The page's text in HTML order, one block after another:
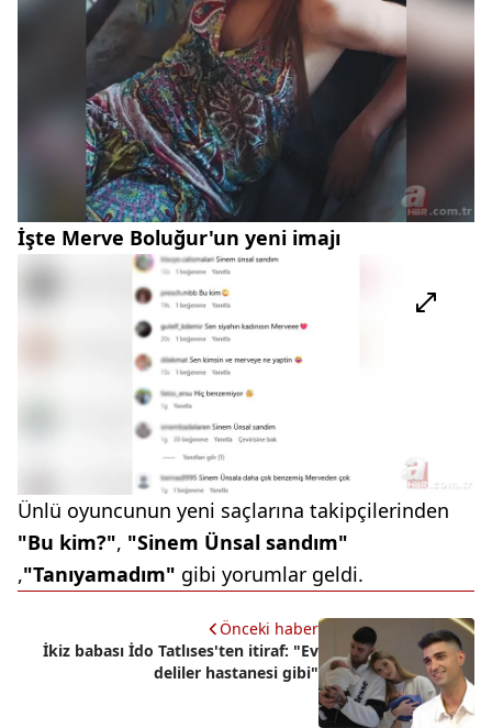
İşte Merve Boluğur'un yeni imajı
Ünlü oyuncunun yeni saçlarına takipçilerinden
"Bu kim?", "Sinem Ünsal sandım"
,"Tanıyamadım" gibi yorumlar geldi.
Önceki haber
İkiz babası İdo Tatlıses'ten itiraf: "Ev
deliler hastanesi gibi"